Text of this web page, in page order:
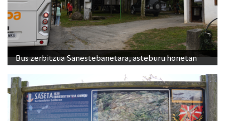
Bus zerbitzua Sanestebanetara, asteburu honetan